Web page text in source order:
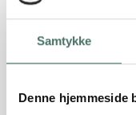
Samtykke
Denne hjemmeside